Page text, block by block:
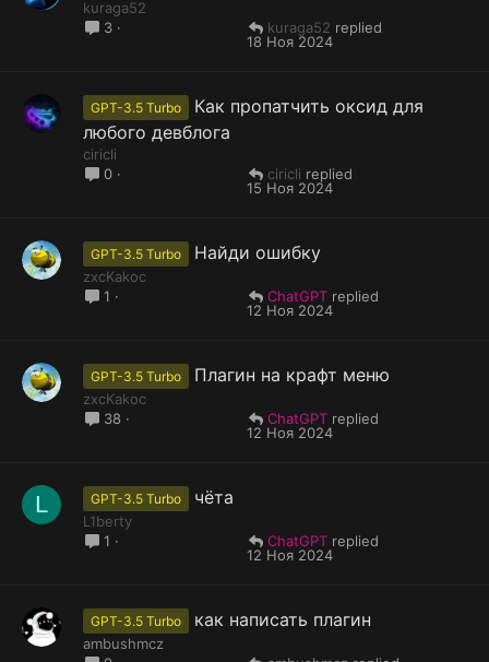
kuraga52
3
18 Ноя 2024
kuraga52
GPT-3.5 Turbo
Как пропатчить оксид для
любого девблога
ciricli
0
15 Ноя 2024
ciricli
GPT-3.5 Turbo Найди ошибку
zxcKakoc
1
12 Ноя 2024
ChatGPT
GPT-3.5 Turbo Плагин на крафт меню
zxcKakoc
38
12 Ноя 2024
ChatGPT
L GPT-3.5 Turbo чёта
L1berty
1
12 Ноя 2024
ChatGPT
GPT-3.5 Turbo как написать плагин
ambushmcz